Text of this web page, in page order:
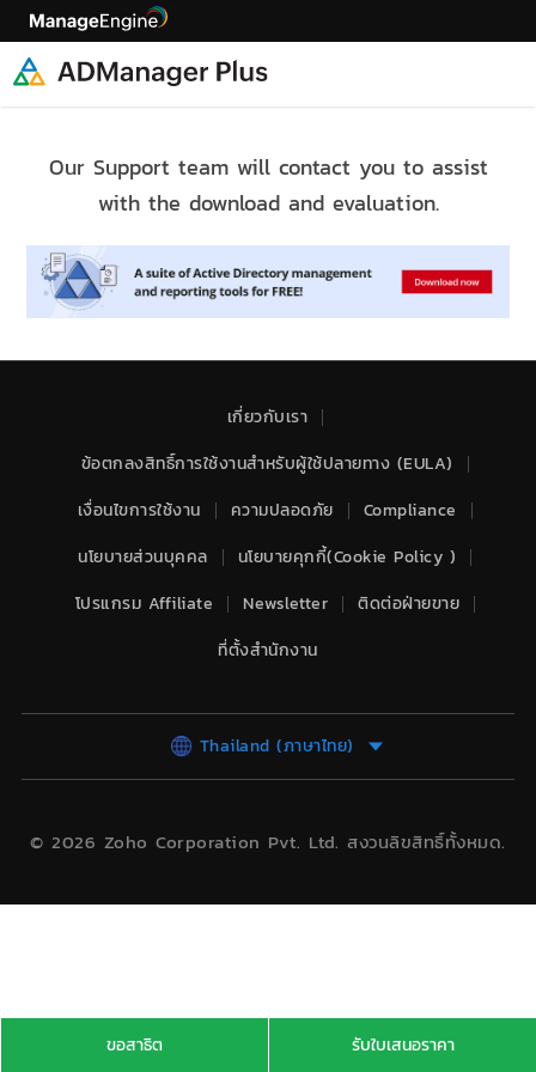
Our Support team will contact you to assist
with the download and evaluation.
เกี่ยวกับเรา
ข้อตกลงสิทธิ์การใช้งานสำหรับผู้ใช้ปลายทาง (EULA)
เงื่อนไขการใช้งาน
ความปลอดภัย
Compliance
นโยบายส่วนบุคคล
นโยบายคุกกี้(Cookie Policy )
โปรแกรม Affiliate
Newsletter
ติดต่อฝ่ายขาย
ที่ตั้งสำนักงาน
Thailand (ภาษาไทย)
© 2026 Zoho Corporation Pvt. Ltd. สงวนลิขสิทธิ์ทั้งหมด.
ขอสาธิต รับใบเสนอราคา